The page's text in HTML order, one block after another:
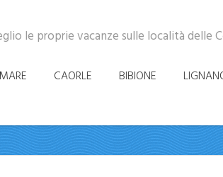
le proprie vacanze sulle località delle
CAORLE BIBIONE